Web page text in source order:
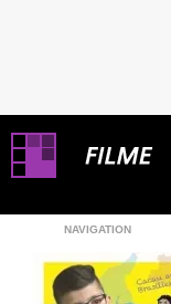
NAVIGATION